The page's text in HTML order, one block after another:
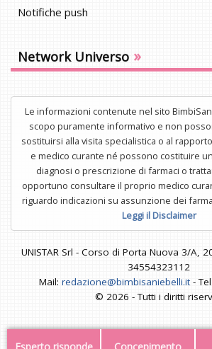
Notifiche push
Network Universo »
Le informazioni contenute nel sito
scopo puramente informativo e non
sostituirsi alla visita specialistica o al
e medico curante né possono costituire
diagnosi o prescrizione di farmaci o
opportuno consultare il proprio medico
riguardo indicazioni su assunzione dei
Leggi il Disclaimer
UNISTAR Srl - Corso di Porta Nuova 3/A,
34554323112
Mail: redazione@bimbisaniebelli.it-
© 2026 - Tutti i diritti